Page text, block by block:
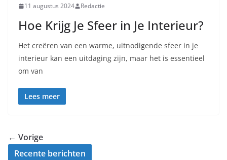
11 augustus 2024 Redactie
Hoe Krijg Je Sfeer in Je Interieur?
Het creëren van een warme, uitnodigende sfeer in je
interieur kan een uitdaging zijn, maar het is essentieel
om van
Lees meer
← Vorige
Recente berichten